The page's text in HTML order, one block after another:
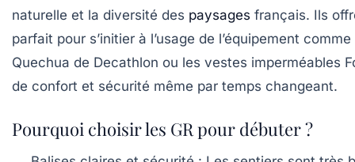
naturelle et la diversité des paysages français. Ils
parfait pour s’initier à l’usage de l’équipement
Quechua de Decathlon ou les vestes imperméables
de confort et sécurité même par temps changeant.
Pourquoi choisir les GR pour débuter ?